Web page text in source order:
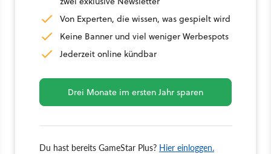
Von Experten, die wissen, was gespielt wird
Keine Banner und viel weniger Werbespots
Jederzeit online kündbar
Drei Monate im ersten Jahr sparen
Du hast bereits GameStar Plus? Hier einloggen.